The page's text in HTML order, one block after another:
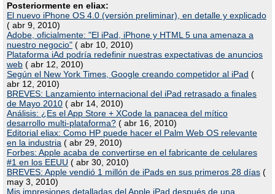
Posteriormente en eliax:
El nuevo iPhone OS 4.0 (versión preliminar), en detalle y explicado
( abr 9, 2010)
Adobe, oficialmente: "El iPad, iPhone y HTML 5 una amenaza a
nuestro negocio" ( abr 10, 2010)
Plataforma iAd podría redefinir nuestras expectativas de anuncios
web ( abr 12, 2010)
Según el New York Times, Google creando competidor al iPad (
abr 12, 2010)
BREVES: Lanzamiento internacional del iPad retrasado a finales
de Mayo 2010 ( abr 14, 2010)
Análisis: ¿Es el App Store + XCode la panacea del mítico
desarrollo multi-plataforma? ( abr 16, 2010)
Editorial eliax: Como HP puede hacer el Palm Web OS relevante
en la industria ( abr 29, 2010)
Forbes: Apple acaba de convertirse en el fabricante de celulares
#1 en los EEUU ( abr 30, 2010)
BREVES: Apple vendió 1 millón de iPads en sus primeros 28 días (
may 3, 2010)
Mis impresiones detalladas del Apple iPad después de una